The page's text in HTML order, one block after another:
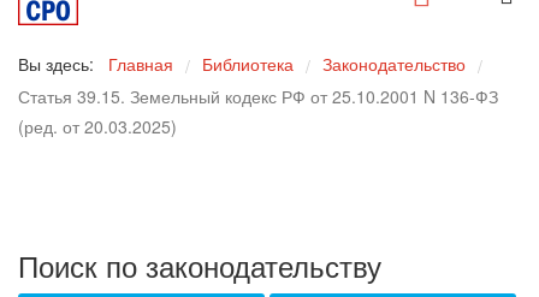
Вы здесь: Главная / Библиотека / Законодательство /
Статья 39.15. Земельный кодекс РФ от 25.10.2001 N 136-ФЗ
(ред. от 20.03.2025)
Поиск по законодательству